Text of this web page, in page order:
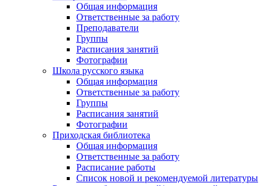
Общая информация
Ответственные за работу
Преподаватели
Группы
Расписания занятий
Фотографии
Школа русского языка
Общая информация
Ответственные за работу
Группы
Расписания занятий
Фотографии
Приходская библиотека
Общая информация
Ответственные за работу
Расписание работы
Список новой и рекомендуемой литературы